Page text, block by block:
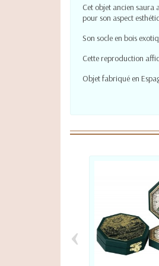
Cet objet ancien
pour son aspect
Son socle en bois
Cette reproduction
Objet fabriqué en
‹